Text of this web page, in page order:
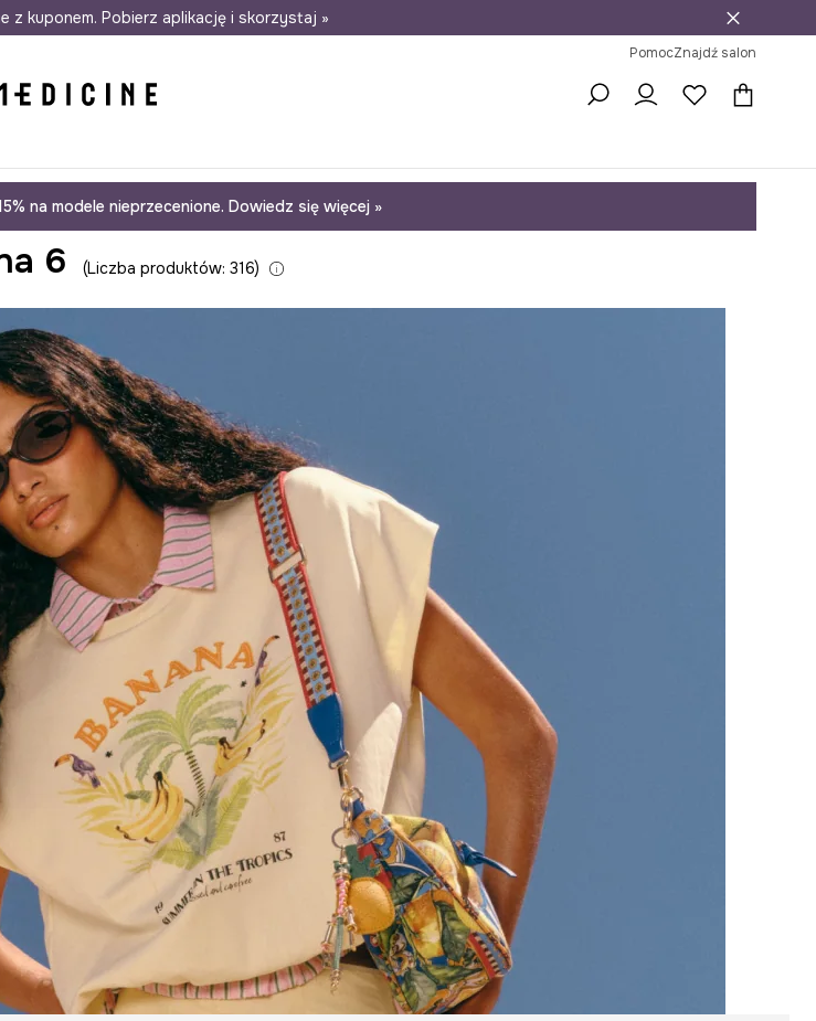
dostawa do salonów 30 dni na zwrot
z kuponem. Pobierz aplikację i skorzystaj »
PomocZnajdź salon
na modele nieprzecenione. Dowiedz się więcej »
6 Liczba produktów: 316